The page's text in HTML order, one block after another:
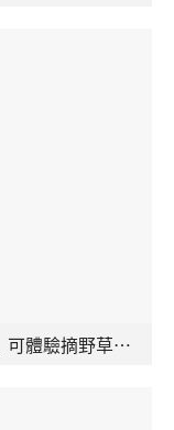
來參訪「紅葉福利雞蛋生產合作社」，可體驗摘野草餵雞隻。